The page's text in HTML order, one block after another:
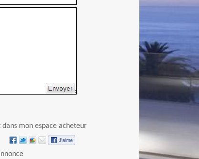
dans mon espace acheteur